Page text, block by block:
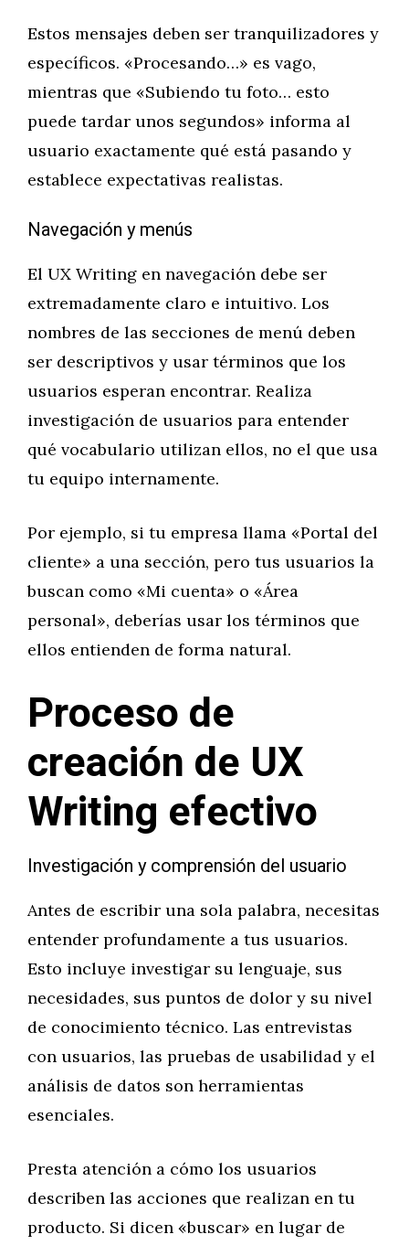
Estos mensajes deben ser tranquilizadores y
específicos. «Procesando…» es vago,
mientras que «Subiendo tu foto… esto
puede tardar unos segundos» informa al
usuario exactamente qué está pasando y
establece expectativas realistas.
Navegación y menús
El UX Writing en navegación debe ser
extremadamente claro e intuitivo. Los
nombres de las secciones de menú deben
ser descriptivos y usar términos que los
usuarios esperan encontrar. Realiza
investigación de usuarios para entender
qué vocabulario utilizan ellos, no el que usa
tu equipo internamente.
Por ejemplo, si tu empresa llama «Portal del
cliente» a una sección, pero tus usuarios la
buscan como «Mi cuenta» o «Área
personal», deberías usar los términos que
ellos entienden de forma natural.
Proceso de
creación de UX
Writing efectivo
Investigación y comprensión del usuario
Antes de escribir una sola palabra, necesitas
entender profundamente a tus usuarios.
Esto incluye investigar su lenguaje, sus
necesidades, sus puntos de dolor y su nivel
de conocimiento técnico. Las entrevistas
con usuarios, las pruebas de usabilidad y el
análisis de datos son herramientas
esenciales.
Presta atención a cómo los usuarios
describen las acciones que realizan en tu
producto. Si dicen «buscar» en lugar de